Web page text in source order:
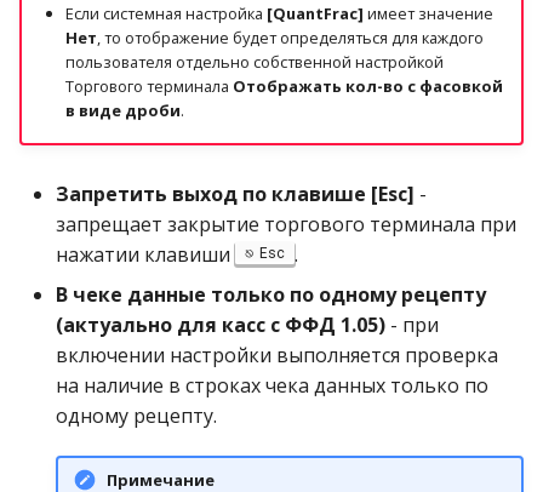
Если системная настройка [QuantFrac] имеет значение
Нет , то отображение будет определяться для каждого
пользователя отдельно собственной настройкой
Торгового терминала Отображать кол-во с фасовкой
в виде дроби.
Запретить выход по клавише [Esc] -
запрещает закрытие торгового терминала при
нажатии клавиши
Esc .
В чеке данные только по одному рецепту
(актуально для касс с ФФД 1.05) - при
включении настройки выполняется проверка
на наличие в строках чека данных только по
одному рецепту.
Примечание